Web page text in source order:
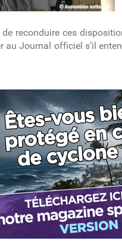
reconduire ces
Journal officiel s’il